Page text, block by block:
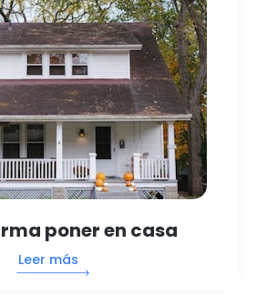
poner en casa
Leer más